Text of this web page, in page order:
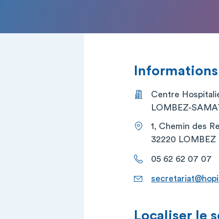
Centre
LOMBEZ-
1, Chemin des
32220 LOMBEZ
05 62 62 07 07
Localiser le